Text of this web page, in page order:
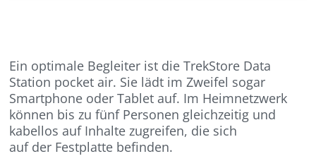
Ein optimale Begleiter ist die TrekStore Data
Station pocket air. Sie lädt im Zweifel sogar
Smartphone oder Tablet auf. Im Heimnetzwerk
können bis zu fünf Personen gleichzeitig und
kabellos auf Inhalte zugreifen, die sich
auf der Festplatte befinden.